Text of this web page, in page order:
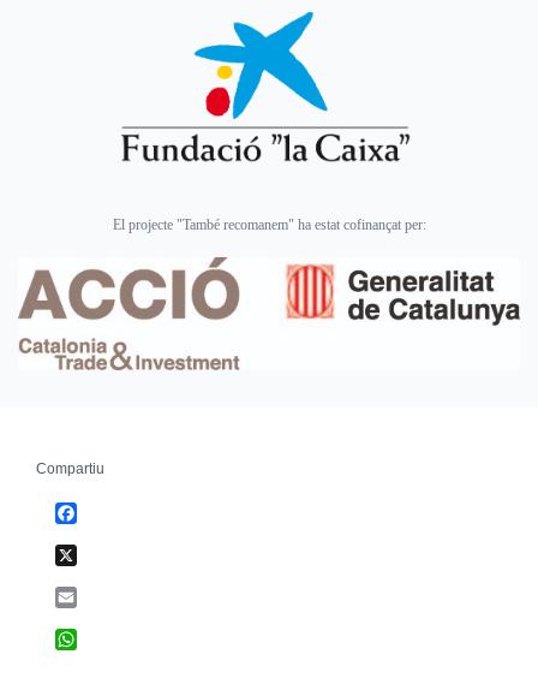
El projecte "També recomanem" ha estat cofinançat per:
Compartiu